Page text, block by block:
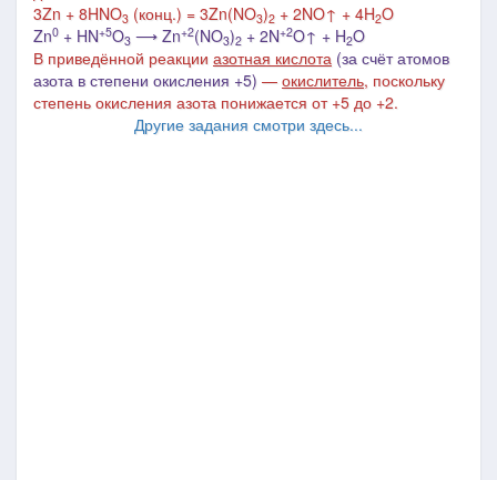
3Zn + 8HNO3 (конц.) = 3Zn(NO3)2 + 2NO↑ + 4H2O
Zn0 + HN+5O3 ⟶ Zn+2(NO3)2 + 2N+2O↑ + H2O
В приведённой реакции азотная кислота (за счёт атомов
азота в степени окисления +5) — окислитель, поскольку
степень окисления азота понижается от +5 до +2.
Другие задания смотри здесь...